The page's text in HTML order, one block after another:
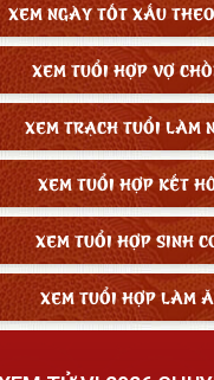
XEM NGÀY TỐT XẤU
XEM TUỔI HỢP VỢ
XEM TRẠCH TUỔI LÀM
XEM TUỔI HỢP KẾT
XEM TUỔI HỢP SINH
XEM TUỔI HỢP LÀM